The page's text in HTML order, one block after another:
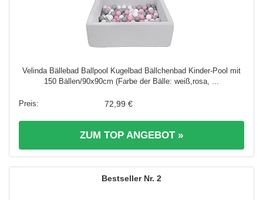
Velinda Bällebad Ballpool Kugelbad Bällchenbad Kinder-Pool mit
150 Bällen/90x90cm (Farbe der Bälle: weiß,rosa, ...
72,99 €
ZUM TOP ANGEBOT »
2